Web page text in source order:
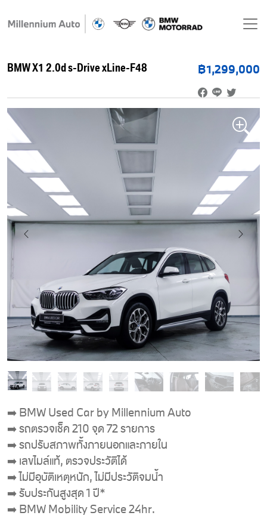
BMW X1 2.0d s-Drive xLine-F48 ฿1,299,000
➡️ BMW Used Car by Millennium Auto
➡️ รถตรวจเช็ค 210 จุด 72 รายการ
➡️ รถปรับสภาพทั้งภายนอกและภายใน
➡️ เลขไมล์แท้, ตรวจประวัติได้
➡️ ไม่มีอุบัติเหตุหนัก, ไม่มีประวัติจมน้ำ
➡️ รับประกันสูงสุด 1 ปี*
➡️ BMW Mobility Service 24hr.